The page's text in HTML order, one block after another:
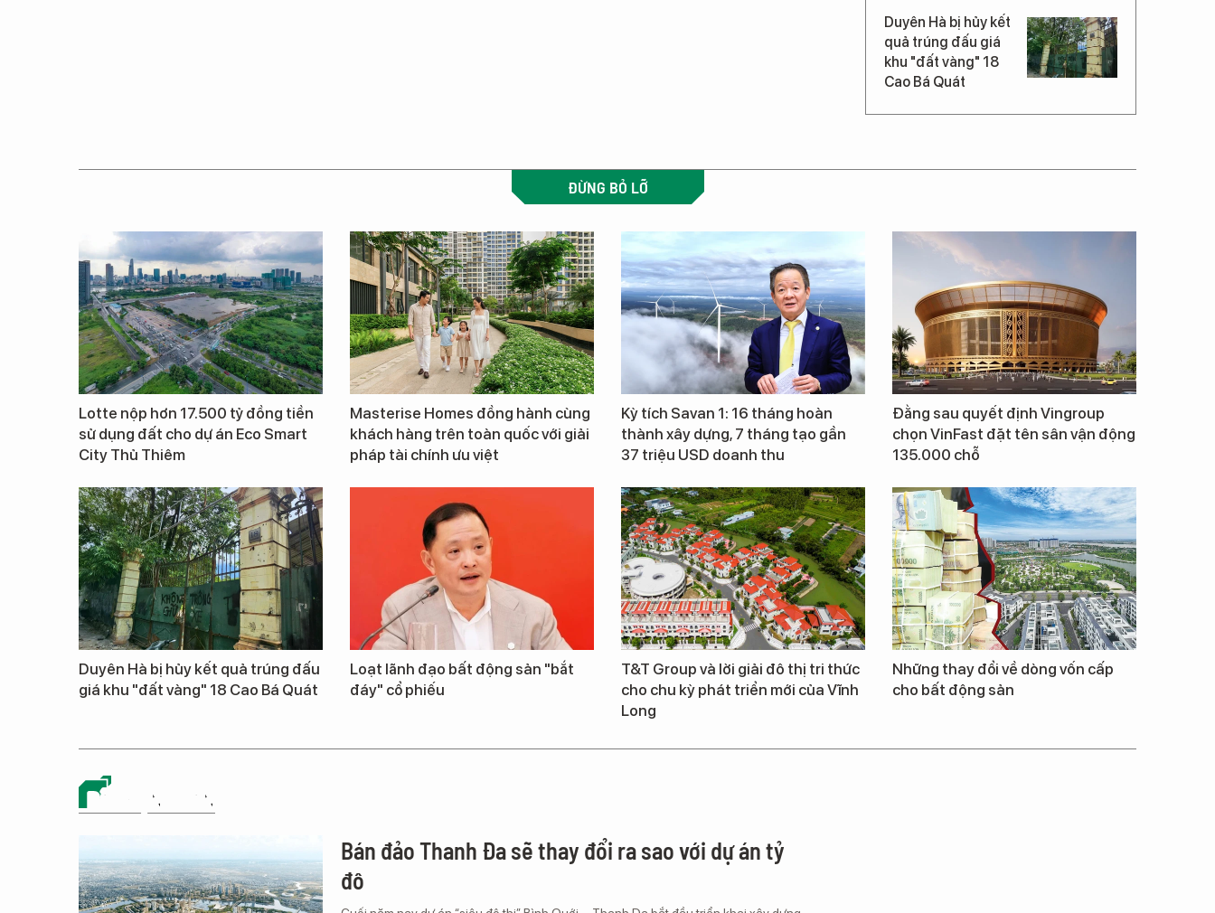
Duyên Hà bị hủy kết
quả trúng đấu giá
khu "đất vàng" 18
Cao Bá Quát
ĐỪNG BỎ LỠ
Lotte nộp hơn 17.500 tỷ đồng tiền
sử dụng đất cho dự án Eco Smart
City Thủ Thiêm
Masterise Homes đồng hành cùng
khách hàng trên toàn quốc với giải
pháp tài chính ưu việt
Kỳ tích Savan 1: 16 tháng hoàn
thành xây dựng, 7 tháng tạo gần
37 triệu USD doanh thu
Đằng sau quyết định Vingroup
chọn VinFast đặt tên sân vận động
135.000 chỗ
Duyên Hà bị hủy kết quả trúng đấu
giá khu "đất vàng" 18 Cao Bá Quát
Loạt lãnh đạo bất động sản "bắt
đáy" cổ phiếu
T&T Group và lời giải đô thị tri thức
cho chu kỳ phát triển mới của Vĩnh
Long
Những thay đổi về dòng vốn cấp
cho bất động sản
BẤT ĐỘNG SẢN
Bán đảo Thanh Đa sẽ thay đổi ra sao với dự án tỷ
đô